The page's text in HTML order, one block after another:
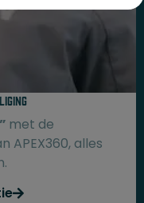
met de
APEX360, alles